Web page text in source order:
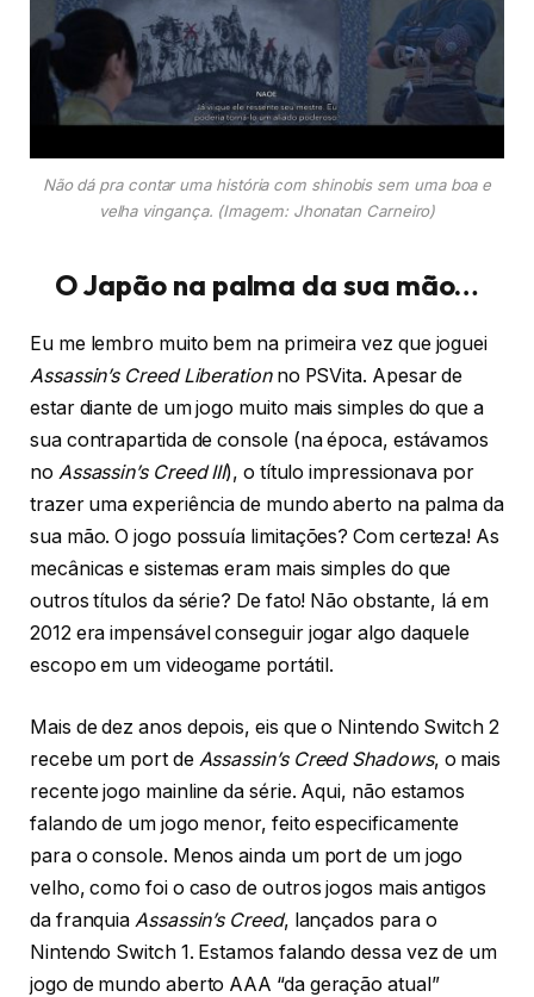
Não dá pra contar uma história com shinobis sem uma boa e
velha vingança. (Imagem: Jhonatan Carneiro)
O Japão na palma da sua mão…
Eu me lembro muito bem na primeira vez que joguei
Assassin’s Creed Liberation no PSVita. Apesar de
estar diante de um jogo muito mais simples do que a
sua contrapartida de console (na época, estávamos
no Assassin’s Creed III), o título impressionava por
trazer uma experiência de mundo aberto na palma da
sua mão. O jogo possuía limitações? Com certeza! As
mecânicas e sistemas eram mais simples do que
outros títulos da série? De fato! Não obstante, lá em
2012 era impensável conseguir jogar algo daquele
escopo em um videogame portátil.
Mais de dez anos depois, eis que o Nintendo Switch 2
recebe um port de Assassin’s Creed Shadows, o mais
recente jogo mainline da série. Aqui, não estamos
falando de um jogo menor, feito especificamente
para o console. Menos ainda um port de um jogo
velho, como foi o caso de outros jogos mais antigos
da franquiaAssassin’s Creed, lançados para o
Nintendo Switch 1. Estamos falando dessa vez de um
jogo de mundo aberto AAA “da geração atual”